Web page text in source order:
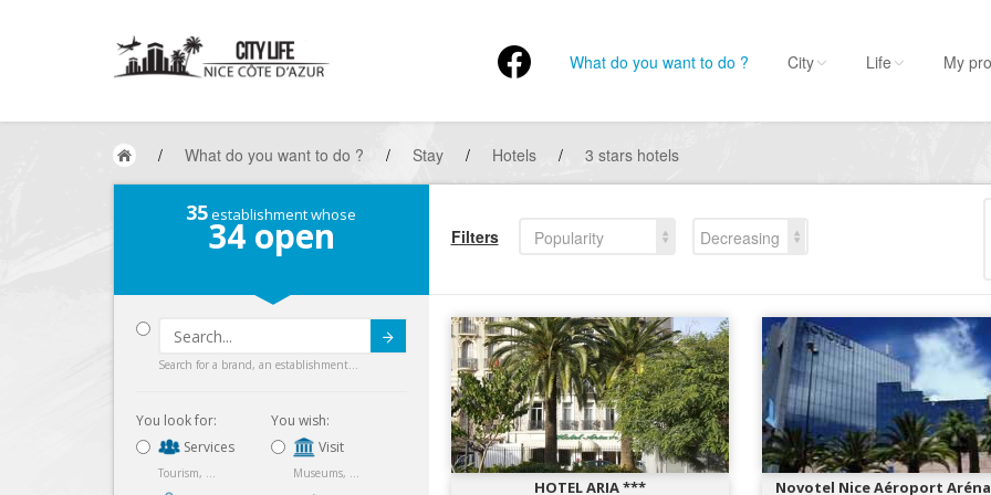
What do you want to do ? City Life My
/ What do you want to do ? / Stay / Hotels / 3 stars hotels
35establishment whose
34open
Search for a brand, an establishment...
You look for:
Services
Tourism, ...
You wish:
Visit
Museums, ...
Filters Popularity
Decreasing
HOTEL ARIA ***
Novotel Nice Aéroport